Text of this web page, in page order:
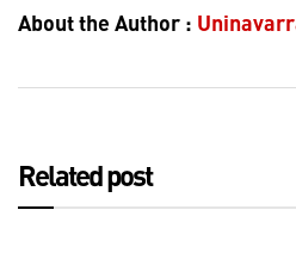
About the Author :
Related post